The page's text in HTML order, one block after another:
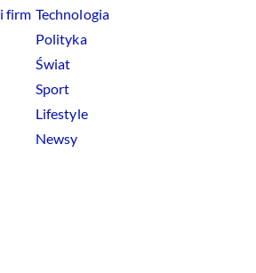
firm Technologia
Polityka
Świat
Sport
Lifestyle
Newsy